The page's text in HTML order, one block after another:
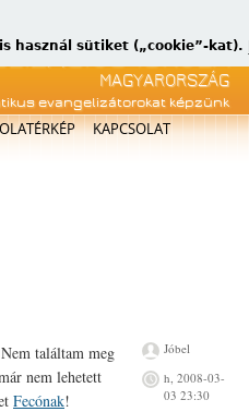
használ sütiket („cookie”-kat).
evangelizátorokat képzünk
KAPCSOLAT
találtam meg
nem lehetett
Fecónak!
Jóbel
h, 2008-03-
03 23:30